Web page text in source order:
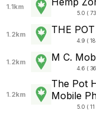
1.1km
5.0 (
1.2km THE
4.9 (
1.2km M C.
4.6 (
1.2km
The Pot
Mobile
5.0 (